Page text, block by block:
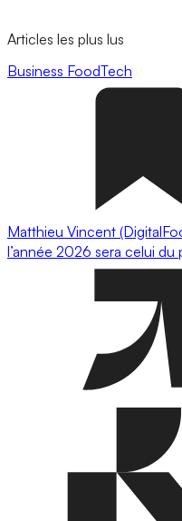
Articles les plus lus
Business FoodTech
Matthieu Vincent
l’année 2026 sera celui du